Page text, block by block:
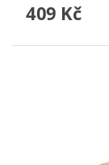
409 Kč